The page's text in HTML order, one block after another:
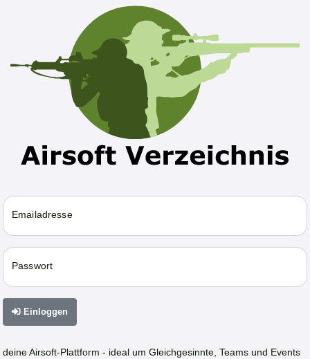
Emailadresse
Passwort
Einloggen
deine Airsoft-Plattform - ideal um Gleichgesinnte, Teams und Events